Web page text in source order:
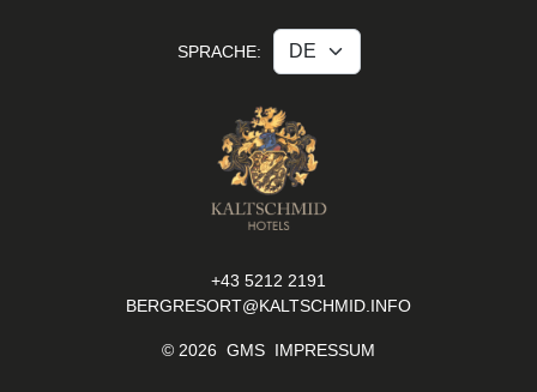
SPRACHE:
+43 5212 2191
BERGRESORT@KALTSCHMID.INFO
© 2026 GMS IMPRESSUM